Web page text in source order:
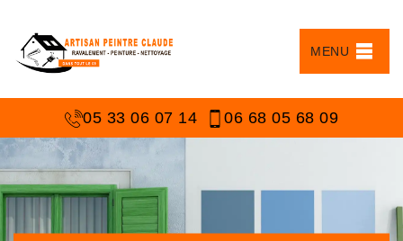
MENU
05 33 06 07 14 06 68 05 68 09